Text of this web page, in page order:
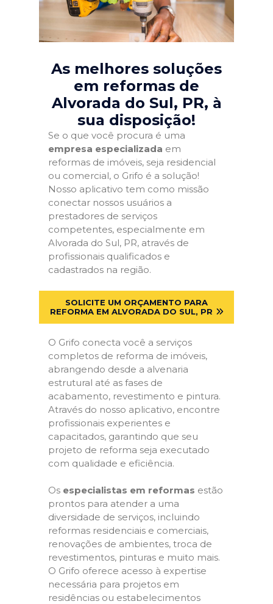
As melhores soluções
em reformas de
Alvorada do Sul, PR, à
sua disposição!
Se o que você procura é uma
empresa especializada em
reformas de imóveis, seja residencial
ou comercial, o Grifo é a solução!
Nosso aplicativo tem como missão
conectar nossos usuários a
prestadores de serviços
competentes, especialmente em
Alvorada do Sul, PR, através de
profissionais qualificados e
cadastrados na região.
SOLICITE UM ORÇAMENTO PARA
REFORMA EM ALVORADA DO SUL, PR
O Grifo conecta você a serviços
completos de reforma de imóveis,
abrangendo desde a alvenaria
estrutural até as fases de
acabamento, revestimento e pintura.
Através do nosso aplicativo, encontre
profissionais experientes e
capacitados, garantindo que seu
projeto de reforma seja executado
com qualidade e eficiência.
Os especialistas em reformas estão
prontos para atender a uma
diversidade de serviços, incluindo
reformas residenciais e comerciais,
renovações de ambientes, troca de
revestimentos, pinturas e muito mais.
O Grifo oferece acesso à expertise
necessária para projetos em
residências ou estabelecimentos